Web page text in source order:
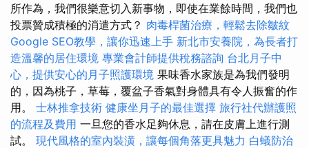
所作為，我們很樂意切入新事物，即使在業餘時間，我們也
投票贊成積極的消遣方式？ 肉毒桿菌治療，輕鬆去除皺紋
Google SEO教學，讓你迅速上手 新北市安養院，為長者打
造溫馨的居住環境 專業會計師提供稅務諮詢 台北月子中
心，提供安心的月子照護環境 果味香水家族是為我們發明
的，因為桃子，草莓，覆盆子香氣對身體具有令人振奮的作
用。 士林推拿技術 健康坐月子的最佳選擇 旅行社代辦護照
的流程及費用 一旦您的香水足夠休息，請在皮膚上進行測
試。 現代風格的室內裝潢，讓每個角落更具魅力 白蟻防治